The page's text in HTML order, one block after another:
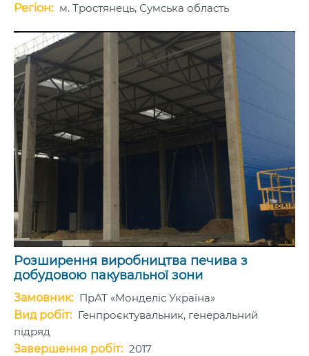
Регіон: м. Тростянець, Сумська область
Розширення​ виробництва​ печива з
добудовою​ пакувальної зони​
Замовник: ПрАТ «Монделіс Україна»
Вид робіт: Генпроєктувальник, генеральний
підряд
Завершення робіт: 2017